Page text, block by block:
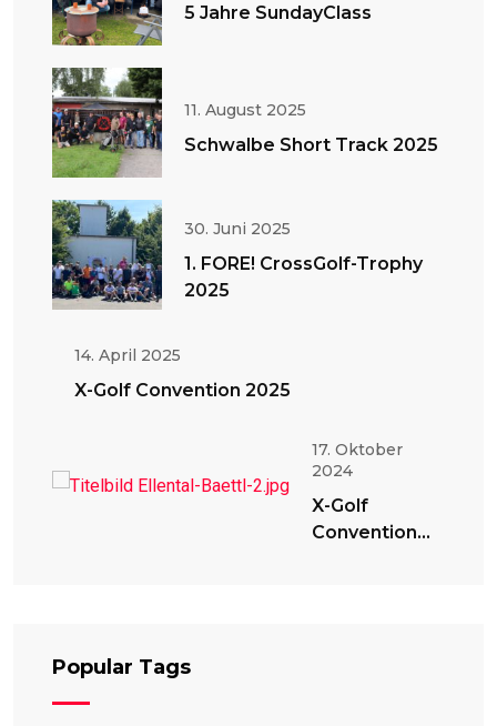
5 Jahre SundayClass
11. August 2025
Schwalbe Short Track 2025
30. Juni 2025
1. FORE! CrossGolf-Trophy
2025
14. April 2025
X-Golf Convention 2025
17. Oktober
2024
X-Golf
Convention
Popular Tags